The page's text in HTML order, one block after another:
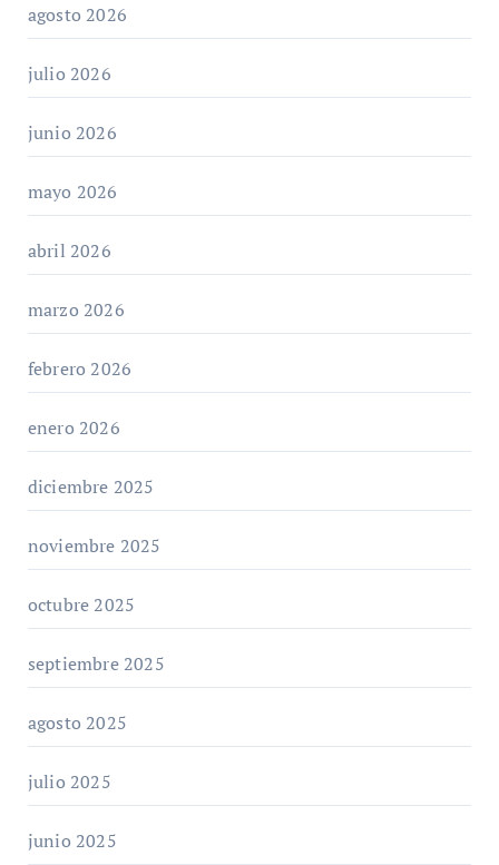
agosto 2026
julio 2026
junio 2026
mayo 2026
abril 2026
marzo 2026
febrero 2026
enero 2026
diciembre 2025
noviembre 2025
octubre 2025
septiembre 2025
agosto 2025
julio 2025
junio 2025